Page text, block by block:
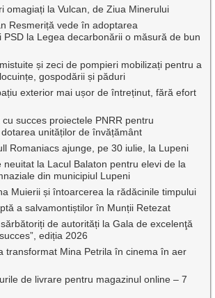
omagiați la Vulcan, de Ziua Minerului
Resmeriță vede în adoptarea
PSD la Legea decarbonării o măsură de bun
și zeci de pompieri mobilizați pentru a
gospodării și păduri
exterior mai ușor de întreținut, fără efort
succes proiectele PNRR pentru
unităților de învățământ
Romaniacs ajunge, pe 30 iulie, la Lupeni
neuitat la Lacul Balaton pentru elevi de la
din municipiul Lupeni
Muierii și întoarcerea la rădăcinile timpului
a salvamontiștilor în Munții Retezat
de autorități la Gala de excelenţă
ediția 2026
transformat Mina Petrila în cinema în aer
de livrare pentru magazinul online – 7